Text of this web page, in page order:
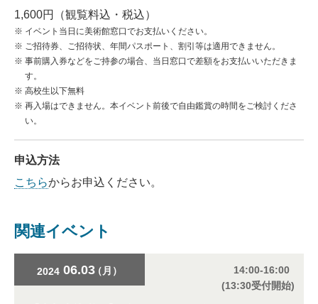
1,600円（観覧料込・税込）
イベント当日に美術館窓口でお支払いください。
ご招待券、ご招待状、年間パスポート、割引等は適用できません。
事前購入券などをご持参の場合、当日窓口で差額をお支払いいただきま
す。
高校生以下無料
再入場はできません。本イベント前後で自由鑑賞の時間をご検討くださ
い。
申込方法
こちらからお申込ください。
関連イベント
2024 06.03（月）
14:00-16:00
(13:30受付開始)